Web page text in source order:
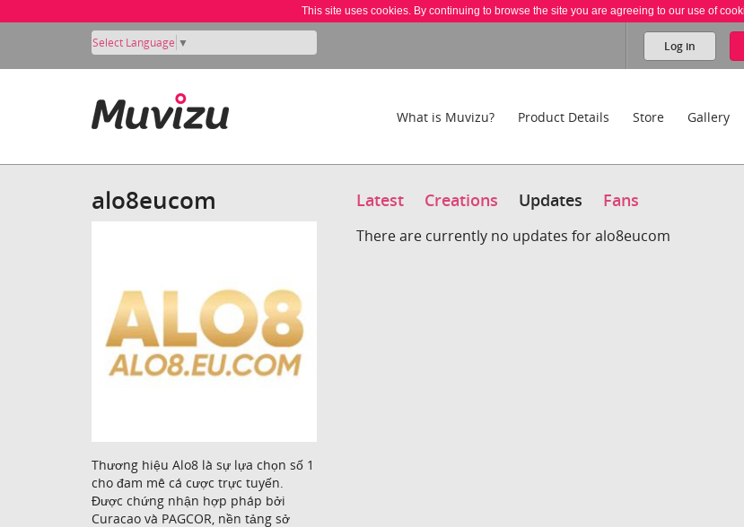
This site uses cookies. By continuing to browse the site you are agreeing to our use of
Select Language ▼ Log in
What is Muvizu? Product Details Store Gallery
alo8eucom
Thương hiệu Alo8 là sự lựa chọn số 1
cho đam mê cá cược trực tuyến.
Được chứng nhận hợp pháp bởi
Curacao và PAGCOR, nền tảng sở
Latest Creations Updates Fans
There are currently no updates for alo8eucom